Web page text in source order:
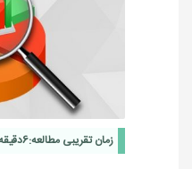
زمان تقریبی مطالعه:6